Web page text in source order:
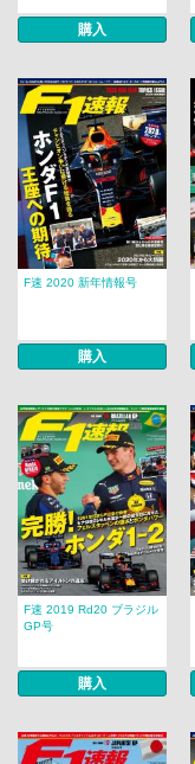
購入
F速 2020 新年情報号
購入
F速 2019 Rd20 ブラジル
GP号
購入